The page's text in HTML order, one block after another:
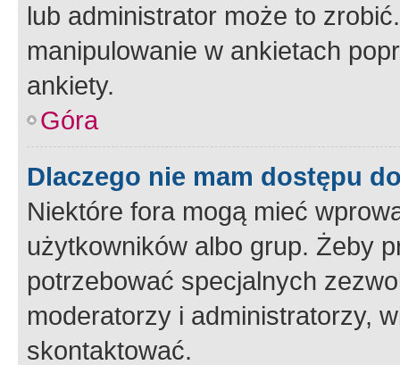
lub administrator może to
manipulowanie w ankietach
ankiety.
Góra
Dlaczego nie mam dostępu
Niektóre fora mogą mieć
użytkowników albo grup. Żeby
potrzebować specjalnych
moderatorzy i administratorzy,
skontaktować.